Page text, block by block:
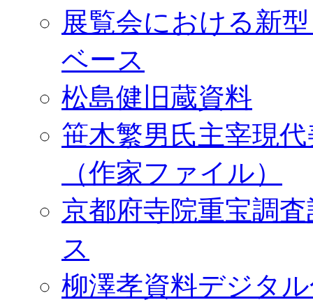
展覧会における新
ベース
松島健旧蔵資料
笹木繁男氏主宰現
（作家ファイル）
京都府寺院重宝調
ス
柳澤孝資料デジタ